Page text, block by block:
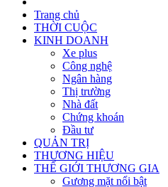
Trang chủ
THỜI CUỘC
KINH DOANH
Xe plus
Công nghệ
Ngân hàng
Thị trường
Nhà đất
Chứng khoán
Đầu tư
QUẢN TRỊ
THƯƠNG HIỆU
THẾ GIỚI THƯƠNG GIA
Gương mặt nổi bật